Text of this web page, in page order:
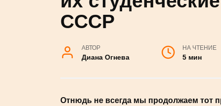
во времена
АВТОР
Диана Огнева
НА ЧТЕНИЕ
5 мин
Отнюдь не всегда мы продолжаем